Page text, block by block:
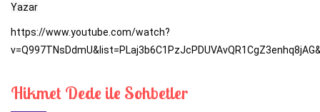
Yazar
https://www.youtube.com/watch?
Hikmet Dede ile Sohbetler